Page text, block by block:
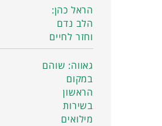
הראל כהן:
הלב נדם
וחזר לחיים
גאווה: שוהם
במקום
הראשון
בשירות
מילואים